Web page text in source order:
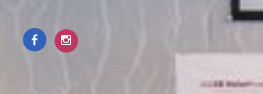
© Copyright 1996 - 2026 | Οικονομικό
Πανεπιστήμιο Αθηνών